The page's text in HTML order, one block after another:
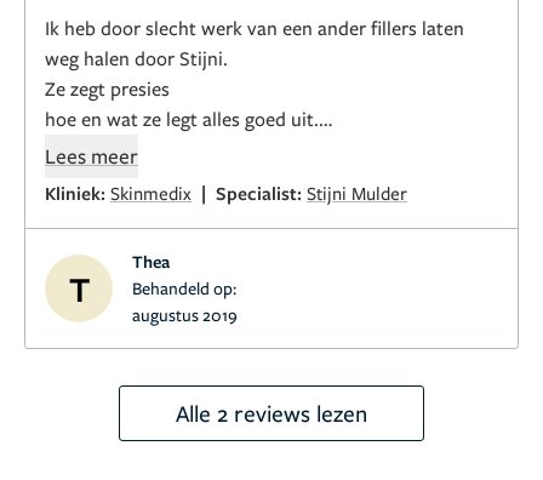
voorhoofdrimpels + traangoot filler á €525 en daar
kreeg ik een gratis wenkbrauwlift bij. Kortom, ik zou
Dr. Stijni Mulder zeker aanraden!
Ik heb door slecht werk van een ander fillers laten
weg halen door Stijni.
Ze zegt presies
hoe en wat ze legt alles goed uit.
Ze is klantvriendelijk en zeer vak kundig .
Mocht voor de tweede keer terug komen en daar
betaalde ik niks voor(omdat het zeer hardnekkige
service.Mij gaat ze nog een keer zien maar dan voor
fillers te plaatsen.
Lees meer
Kliniek: Skinmedix | Specialist: Stijni Mulder
T
Thea
Behandeld op:
augustus 2019
Alle 2 reviews lezen